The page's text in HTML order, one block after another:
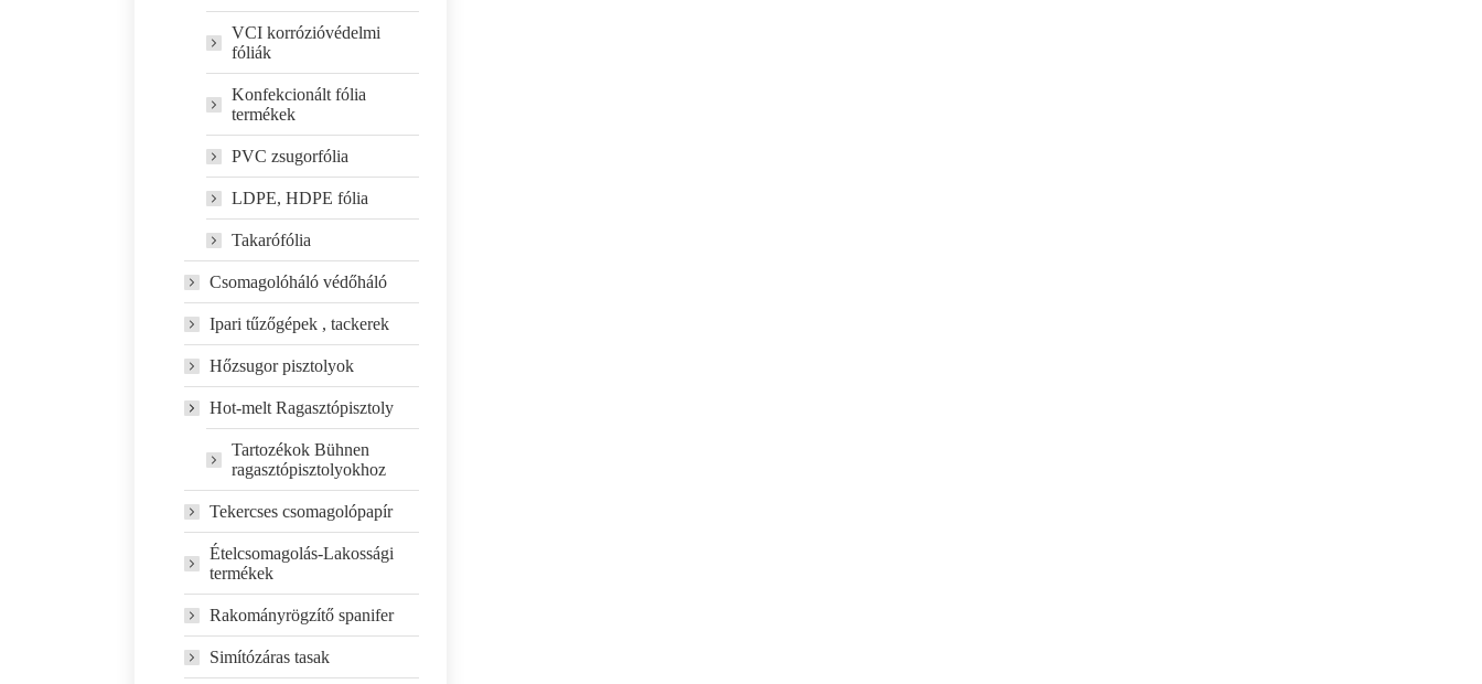
VCI korrózióvédelmi
fóliák
Konfekcionált fólia
termékek
PVC zsugorfólia
LDPE, HDPE fólia
Takarófólia
Csomagolóháló védőháló
Ipari tűzőgépek , tackerek
Hőzsugor pisztolyok
Hot-melt Ragasztópisztoly
Tartozékok Bühnen
ragasztópisztolyokhoz
Tekercses csomagolópapír
Ételcsomagolás-Lakossági
termékek
Rakományrögzítő spanifer
Simítózáras tasak